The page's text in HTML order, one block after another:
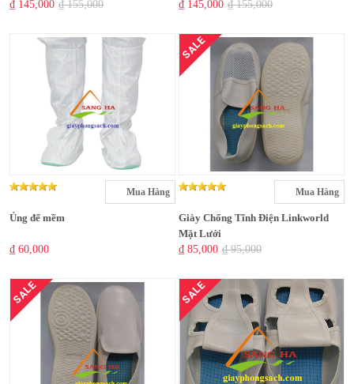
₫ 145,000 ₫ 155,000
₫ 145,000 ₫ 155,000
Mua Hàng
Ủng đế mềm
₫ 60,000
SALE
Mua Hàng
Giày Chống Tĩnh Điện Linkworld
Mặt Lưới
₫ 85,000 ₫ 95,000
SALE SALE